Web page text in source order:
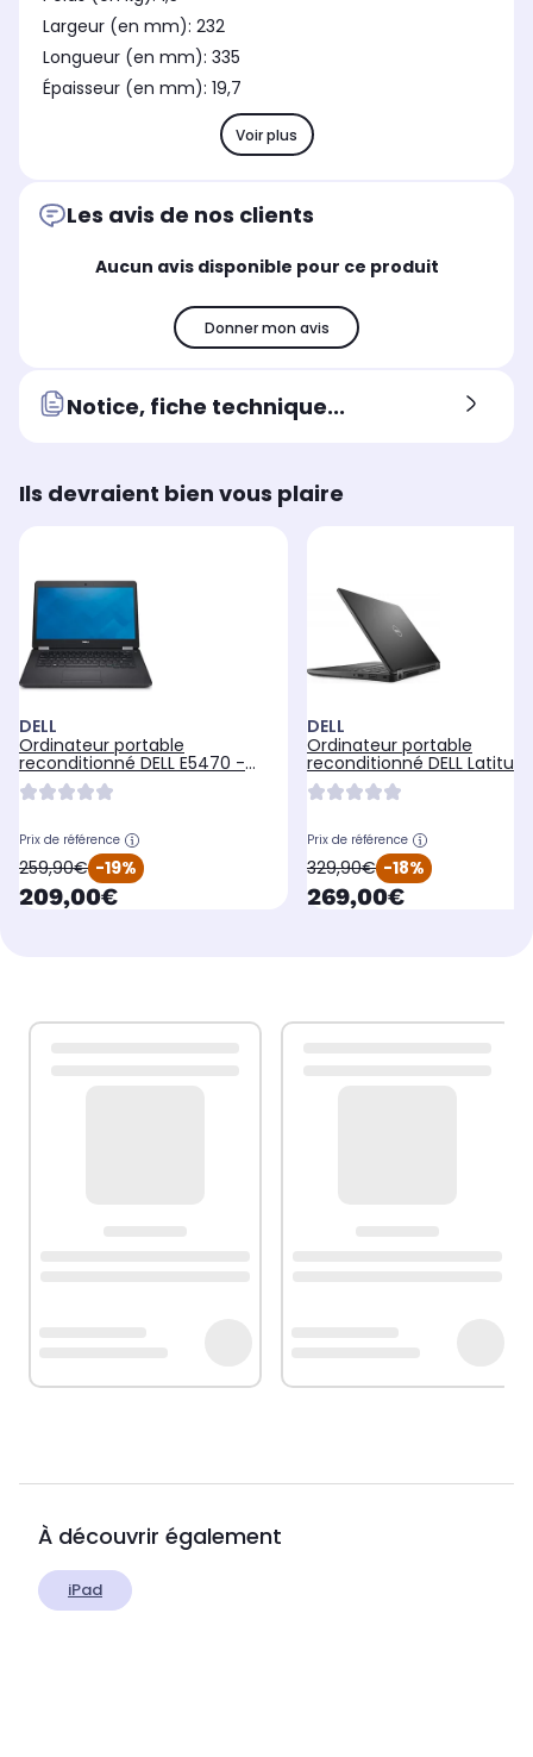
Largeur (en mm): 232
Longueur (en mm): 335
Épaisseur (en mm): 19,7
Voir plus
Les avis de nos clients
Aucun avis disponible pour ce produit
Donner mon avis
Notice, fiche technique...
Ils devraient bien vous plaire
DELL
Ordinateur portable
reconditionné DELL E5470 -
Core i5 - RAM 8Go - SSD 240Go
Prix de référence
oldPrice
259,90€ -19%
currentPrice
209,00€
DELL
Ordinateur portable
reconditionné DELL
5480 - 16Go - SSD 256Go
Prix de référence
oldPrice
329,90€ -18%
currentPrice
269,00€
À découvrir également
iPad